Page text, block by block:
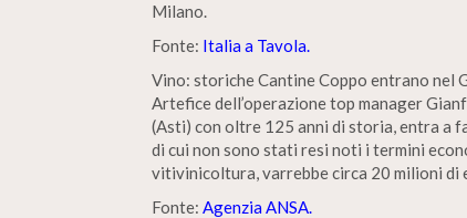
Milano.
Fonte: Italia a Tavola.
Vino: storiche Cantine Coppo entrano nel
Artefice dell’operazione top manager
(Asti) con oltre 125 anni di storia, entra a
di cui non sono stati resi noti i termini
vitivinicoltura, varrebbe circa 20 milioni di
Fonte: Agenzia ANSA.